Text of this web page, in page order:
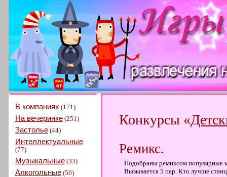
В компаниях (171)
На вечеринке(251)
Застолье(44)
Интеллектуальные
(77)
Музыкальные(33)
Алкогольные(50)
Конкурсы «
Ремикс.
Подобраны ремиксом популярные
Вызывается 5 пар. Кто лучше